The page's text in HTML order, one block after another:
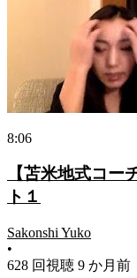
8:06
【苫米地式コー
ト１
Sakonshi Yuko
•
628 回視聴 9 か月前